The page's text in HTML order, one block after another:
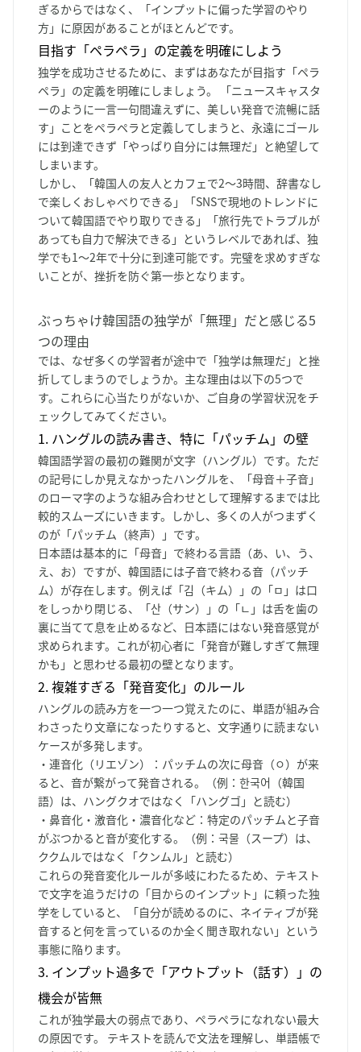
ぎるからではなく、「インプットに偏った学習のやり
方」に原因があることがほとんどです。
目指す「ペラペラ」の定義を明確にしよう
独学を成功させるために、まずはあなたが目指す「ペラ
ペラ」の定義を明確にしましょう。 「ニュースキャスタ
ーのように一言一句間違えずに、美しい発音で流暢に話
す」ことをペラペラと定義してしまうと、永遠にゴール
には到達できず「やっぱり自分には無理だ」と絶望して
しまいます。
しかし、「韓国人の友人とカフェで2〜3時間、辞書なし
で楽しくおしゃべりできる」「SNSで現地のトレンドに
ついて韓国語でやり取りできる」「旅行先でトラブルが
あっても自力で解決できる」というレベルであれば、独
学でも1〜2年で十分に到達可能です。完璧を求めすぎな
いことが、挫折を防ぐ第一歩となります。
ぶっちゃけ韓国語の独学が「無理」だと感じる5
つの理由
では、なぜ多くの学習者が途中で「独学は無理だ」と挫
折してしまうのでしょうか。主な理由は以下の5つで
す。これらに心当たりがないか、ご自身の学習状況をチ
ェックしてみてください。
1. ハングルの読み書き、特に「パッチム」の壁
韓国語学習の最初の難関が文字（ハングル）です。ただ
の記号にしか見えなかったハングルを、「母音＋子音」
のローマ字のような組み合わせとして理解するまでは比
較的スムーズにいきます。しかし、多くの人がつまずく
のが「パッチム（終声）」です。
日本語は基本的に「母音」で終わる言語（あ、い、う、
え、お）ですが、韓国語には子音で終わる音（パッチ
ム）が存在します。例えば「김（キム）」の「ㅁ」は口
をしっかり閉じる、「산（サン）」の「ㄴ」は舌を歯の
裏に当てて息を止めるなど、日本語にはない発音感覚が
求められます。これが初心者に「発音が難しすぎて無理
かも」と思わせる最初の壁となります。
2. 複雑すぎる「発音変化」のルール
ハングルの読み方を一つ一つ覚えたのに、単語が組み合
わさったり文章になったりすると、文字通りに読まない
ケースが多発します。
・連音化（リエゾン）
：パッチムの次に母音（ㅇ）が来
ると、音が繋がって発音される。（例：한국어（韓国
語）は、ハングクオではなく「ハングゴ」と読む）
・鼻音化・激音化・濃音化など ：特定のパッチムと子音
がぶつかると音が変化する。（例：국물（スープ）は、
ククムルではなく「クンムル」と読む）
これらの発音変化ルールが多岐にわたるため、テキスト
で文字を追うだけの「目からのインプット」に頼った独
学をしていると、「自分が読めるのに、ネイティブが発
音すると何を言っているのか全く聞き取れない」という
事態に陥ります。
3. インプット過多で「アウトプット（話す）」の
機会が皆無
これが独学最大の弱点であり、ペラペラになれない最大
の原因です。 テキストを読んで文法を理解し、単語帳で